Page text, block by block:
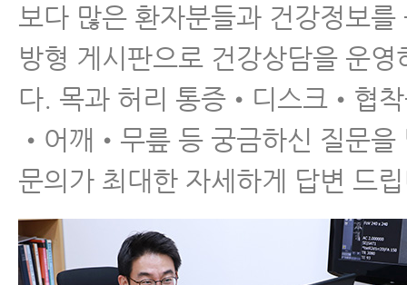
보다 많은 환자분들과 건강정보를
방형 게시판으로 건강상담을 운영
다. 목과 허리 통증•디스크•협
•어깨•무릎 등 궁금하신 질문을
문의가 최대한 자세하게 답변 드